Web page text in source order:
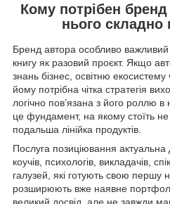
Кому потрібен
нього складно
Бренд автора особливо
книгу як разовий проєкт. Якщо
знань бізнес, освітню екосистему
йому потрібна чітка стратегія
логічно пов’язана з його роллю
це фундамент, на якому стоїть
подальша лінійка продуктів.
Послуга позиціювання актуальна
коучів, психологів, викладачів,
галузей, які готують свою першу
розширюють вже наявне